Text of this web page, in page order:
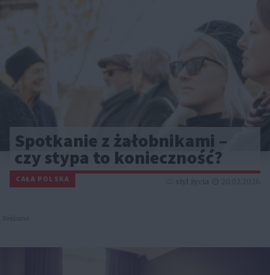
Spotkanie z żałobnikami –
czy stypa to konieczność?
CAŁA POLSKA